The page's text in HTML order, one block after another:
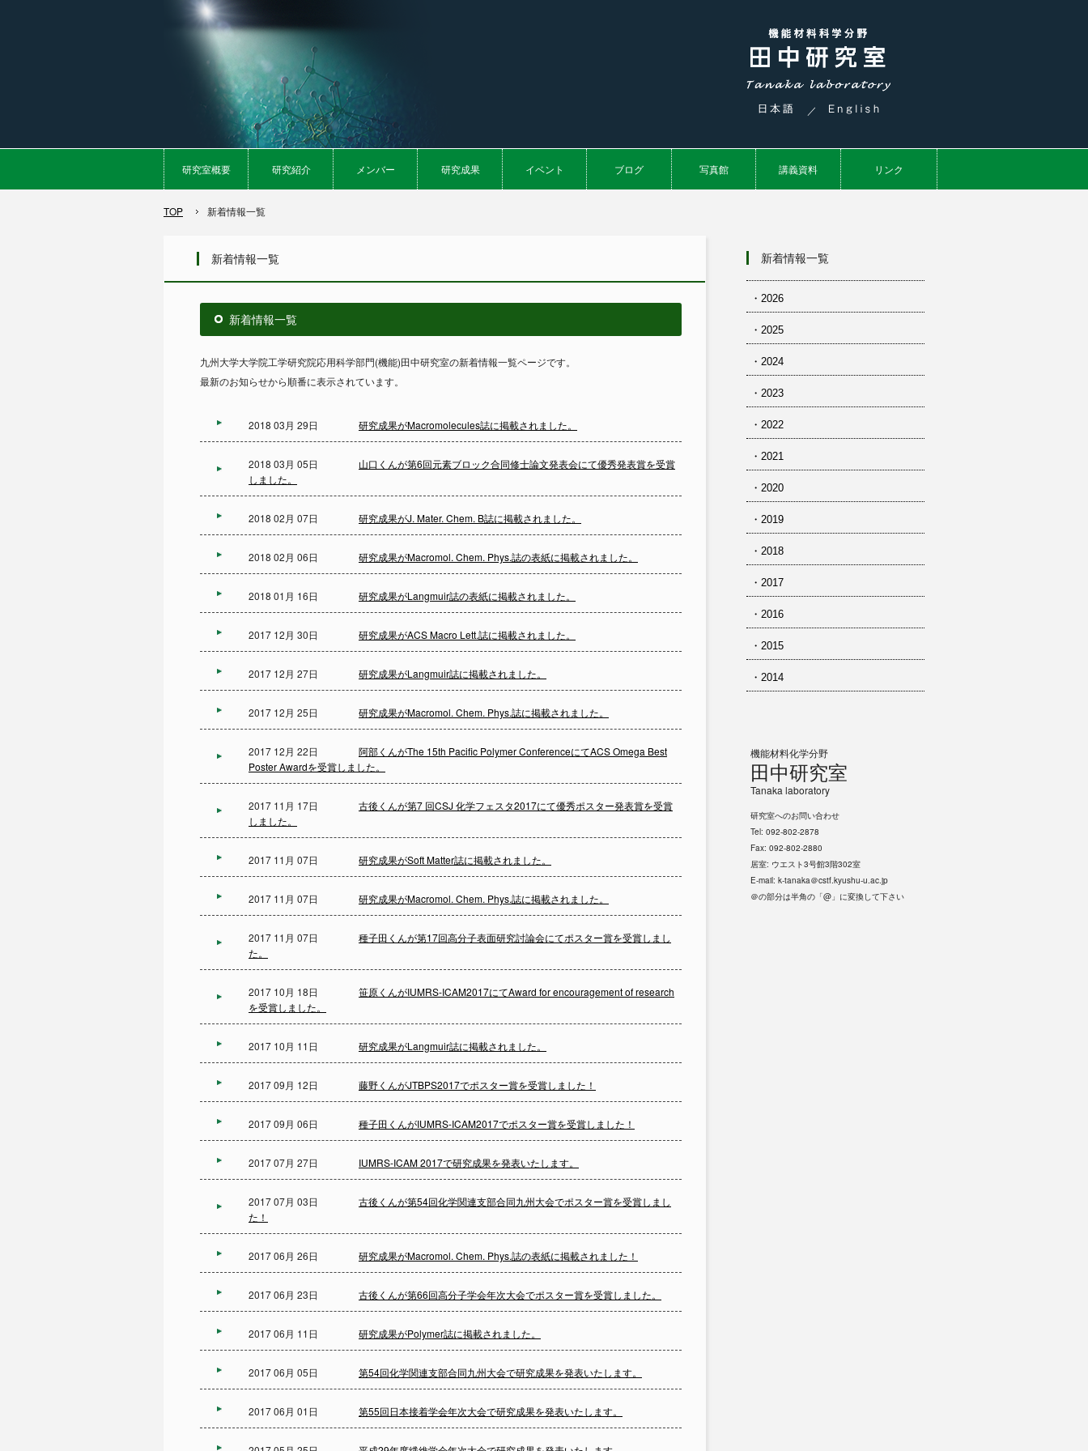
／
研究室概要 研究紹介 メンバー 研究成果 イベント ブログ 写真館 講義資料 リンク
TOP 新着情報一覧
新着情報一覧
新着情報一覧
九州大学大学院工学研究院応用科学部門(機能)田中研究室の新着情報一覧ページです。
最新のお知らせから順番に表示されています。
2018 03月 29日 研究成果がMacromolecules誌に掲載されました。
2018 03月 05日
山口くんが第6回元素ブロック合同修士論文発表会にて優秀発表賞を受賞
しました。
2018 02月 07日 研究成果がJ. Mater. Chem. B誌に掲載されました。
2018 02月 06日 研究成果がMacromol. Chem. Phys.誌の表紙に掲載されました。
2018 01月 16日 研究成果がLangmuir誌の表紙に掲載されました。
2017 12月 30日 研究成果がACS Macro Lett.誌に掲載されました。
2017 12月 27日 研究成果がLangmuir誌に掲載されました。
2017 12月 25日 研究成果がMacromol. Chem. Phys.誌に掲載されました。
2017 12月 22日
阿部くんがThe 15th Pacific Polymer ConferenceにてACS Omega Best
Poster Awardを受賞しました。
2017 11月 17日
古後くんが第7 回CSJ 化学フェスタ2017にて優秀ポスター発表賞を受賞
しました。
2017 11月 07日 研究成果がSoft Matter誌に掲載されました。
2017 11月 07日 研究成果がMacromol. Chem. Phys.誌に掲載されました。
2017 11月 07日
種子田くんが第17回高分子表面研究討論会にてポスター賞を受賞しまし
た。
2017 10月 18日
笹原くんがIUMRS-ICAM2017にてAward for encouragement of research
を受賞しました。
2017 10月 11日 研究成果がLangmuir誌に掲載されました。
2017 09月 12日 藤野くんがJTBPS2017でポスター賞を受賞しました！
2017 09月 06日 種子田くんがIUMRS-ICAM2017でポスター賞を受賞しました！
2017 07月 27日 IUMRS-ICAM 2017で研究成果を発表いたします。
2017 07月 03日
古後くんが第54回化学関連支部合同九州大会でポスター賞を受賞しまし
た！
2017 06月 26日 研究成果がMacromol. Chem. Phys.誌の表紙に掲載されました！
2017 06月 23日 古後くんが第66回高分子学会年次大会でポスター賞を受賞しました。
2017 06月 11日 研究成果がPolymer誌に掲載されました。
2017 06月 05日 第54回化学関連支部合同九州大会で研究成果を発表いたします。
2017 06月 01日 第55回日本接着学会年次大会で研究成果を発表いたします。
新着情報一覧
・2026
・2025
・2024
・2023
・2022
・2021
・2020
・2019
・2018
・2017
・2016
・2015
・2014
機能材料化学分野
田中研究室
Tanaka laboratory
研究室へのお問い合わせ
Tel: 092-802-2878
Fax: 092-802-2880
居室: ウエスト3号館3階302室
E-mail: k-tanaka＠cstf.kyushu-u.ac.jp
＠の部分は半角の「@」に変換して下さい